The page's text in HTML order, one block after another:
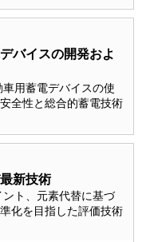
バイスの開発およ
用蓄電デバイスの使
全性と総合的蓄電技術
新技術
ト、元素代替に基づ
化を目指した評価技術